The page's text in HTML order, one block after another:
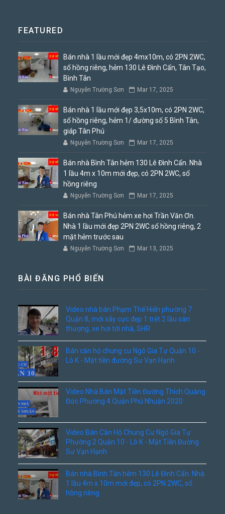
FEATURED
Bán nhà 1 lầu mới đẹp 4mx10m, có 2PN 2WC,
sổ hồng riêng, hẻm 130 Lê Đình Cẩn, Tân Tạo,
Bình Tân
Nguyễn Trường Sơn Mar 17, 2025
Bán nhà 1 lầu mới đẹp 3,5x10m, có 2PN 2WC,
sổ hồng riêng, hẻm 1/ đường số 5 Bình Tân,
giáp Tân Phú
Nguyễn Trường Sơn Mar 17, 2025
Bán nhà Bình Tân hẻm 130 Lê Đình Cẩn. Nhà
1 lầu 4m x 10m mới đẹp, có 2PN 2WC, sổ
hồng riêng
Nguyễn Trường Sơn Mar 17, 2025
Bán nhà Tân Phú hẻm xe hơi Trần Văn Ơn.
Nhà 1 lầu mới đẹp 2PN 2WC sổ hồng riêng, 2
mặt hẻm trước sau
Nguyễn Trường Sơn Mar 13, 2025
BÀI ĐĂNG PHỔ BIẾN
Video nhà bán Phạm Thế Hiển phường 7
Quận 8, mới xây cực đẹp 1 trệt 2 lầu sân
thượng, xe hơi tới nhà, SHR
Bán căn hộ chung cư Ngô Gia Tự Quận 10 -
Lô K - Mặt tiền đường Sư Vạn Hạnh
Video Nhà Bán Mặt Tiền Đường Thích Quảng
Đức Phường 4 Quận Phú Nhuận 2020
Video Bán Căn Hộ Chung Cư Ngô Gia Tự
Phường 2 Quận 10 - Lô K - Mặt Tiền Đường
Sư Vạn Hạnh
Bán nhà Bình Tân hẻm 130 Lê Đình Cẩn. Nhà
1 lầu 4m x 10m mới đẹp, có 2PN 2WC, sổ
hồng riêng